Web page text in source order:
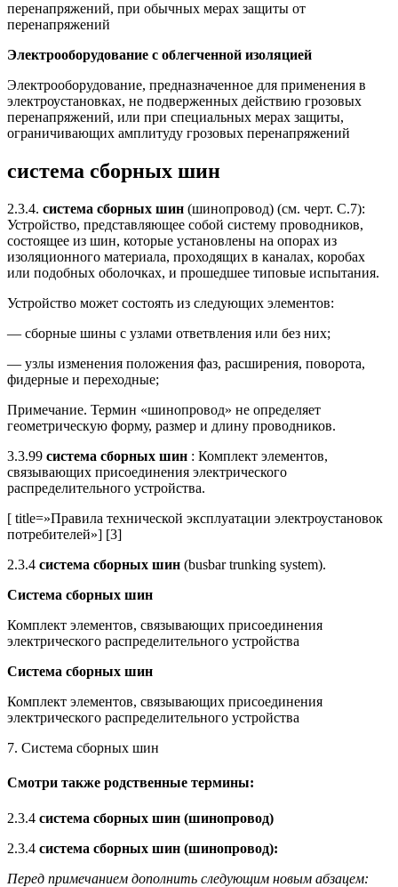
перенапряжений, при обычных мерах защиты от
перенапряжений
Электрооборудование с облегченной изоляцией
Электрооборудование, предназначенное для применения в
электроустановках, не подверженных действию грозовых
перенапряжений, или при специальных мерах защиты,
ограничивающих амплитуду грозовых перенапряжений
система сборных шин
2.3.4. система сборных шин (шинопровод) (см. черт. С.7):
Устройство, представляющее собой систему проводников,
состоящее из шин, которые установлены на опорах из
изоляционного материала, проходящих в каналах, коробах
или подобных оболочках, и прошедшее типовые испытания.
Устройство может состоять из следующих элементов:
— сборные шины с узлами ответвления или без них;
— узлы изменения положения фаз, расширения, поворота,
фидерные и переходные;
Примечание. Термин «шинопровод» не определяет
геометрическую форму, размер и длину проводников.
3.3.99 система сборных шин : Комплект элементов,
связывающих присоединения электрического
распределительного устройства.
[ title=»Правила технической эксплуатации электроустановок
потребителей»] [3]
2.3.4 система сборных шин (busbar trunking system).
Система сборных шин
Комплект элементов, связывающих присоединения
электрического распределительного устройства
Система сборных шин
Комплект элементов, связывающих присоединения
электрического распределительного устройства
7. Система сборных шин
Смотри также родственные термины:
2.3.4 система сборных шин (шинопровод)
2.3.4 система сборных шин (шинопровод):
Перед примечанием дополнить следующим новым абзацем: